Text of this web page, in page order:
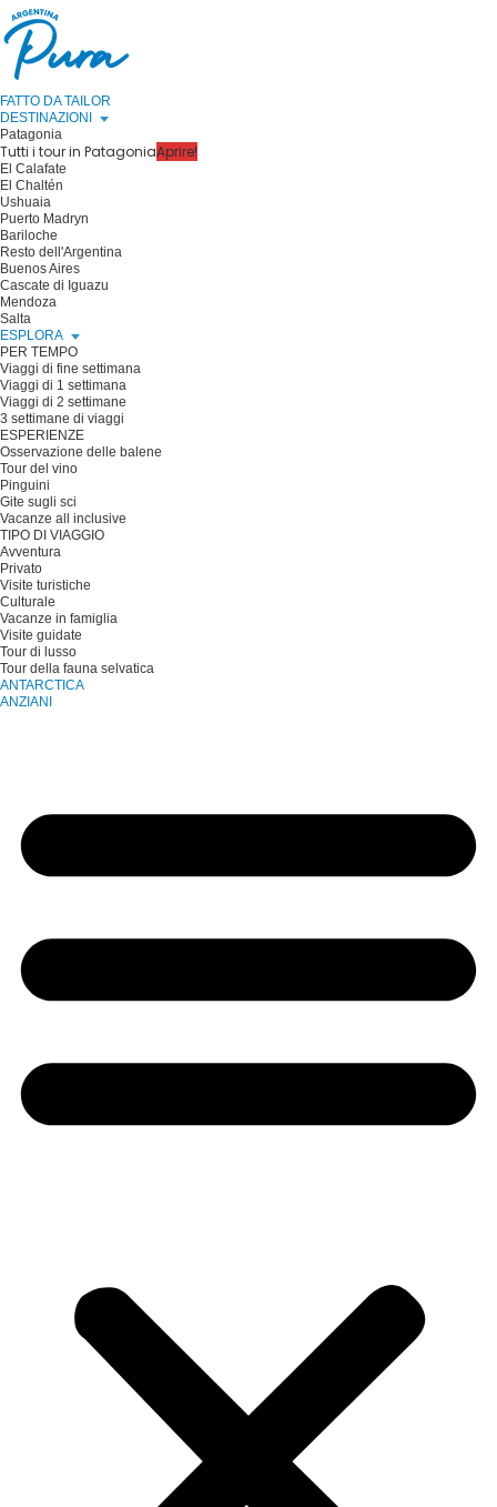
FATTO DA TAILOR
DESTINAZIONI
Patagonia
Tutti i tour in PatagoniaAprire!
El Calafate
El Chaltén
Ushuaia
Puerto Madryn
Bariloche
Resto dell'Argentina
Buenos Aires
Cascate di Iguazu
Mendoza
Salta
ESPLORA
PER TEMPO
Viaggi di fine settimana
Viaggi di 1 settimana
Viaggi di 2 settimane
3 settimane di viaggi
ESPERIENZE
Osservazione delle balene
Tour del vino
Pinguini
Gite sugli sci
Vacanze all inclusive
TIPO DI VIAGGIO
Avventura
Privato
Visite turistiche
Culturale
Vacanze in famiglia
Visite guidate
Tour di lusso
Tour della fauna selvatica
ANTARCTICA
ANZIANI